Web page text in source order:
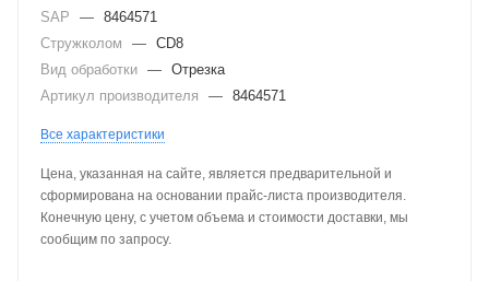
SAP
— 8464571
Стружколом
— CD8
Вид обработки — Отрезка
Артикул производителя
— 8464571
Все характеристики
Цена, указанная на сайте, является предварительной и
сформирована на основании прайс-листа производителя.
Конечную цену, с учетом объема и стоимости доставки, мы
сообщим по запросу.